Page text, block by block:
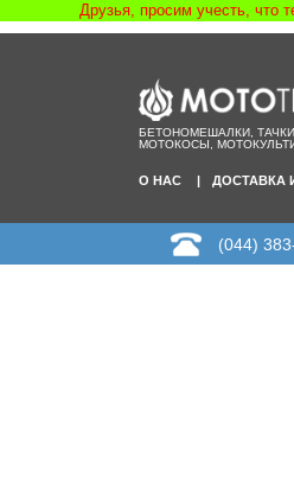
Друзья, просим учесть, что
БЕТОНОМЕШАЛКИ,
МОТОКОСЫ,
О НАС ДОСТАВКА
(044)